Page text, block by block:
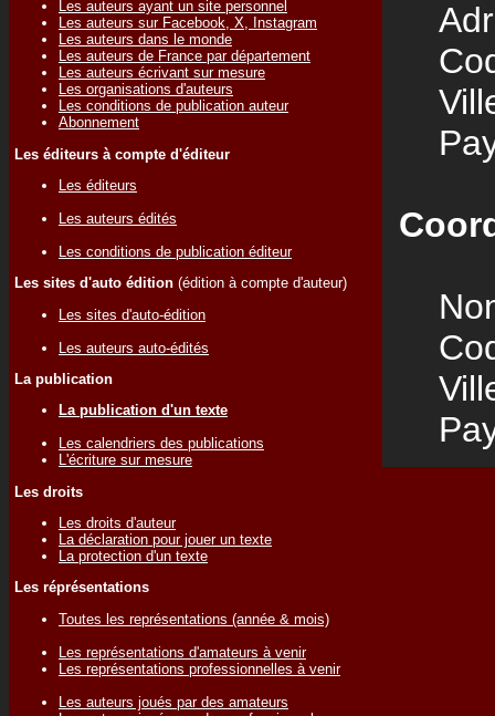
Les auteurs ayant un site personnel
Les auteurs sur Facebook, X, Instagram
Les auteurs dans le monde
Les auteurs de France par département
Les auteurs écrivant sur mesure
Les organisations d'auteurs
Les conditions de publication auteur
Abonnement
Les éditeurs à compte d'éditeur
Les éditeurs
Les auteurs édités
Les conditions de publication éditeur
Les sites d'auto édition (édition à compte d'auteur)
Les sites d'auto-édition
Les auteurs auto-édités
La publication
La publication d'un texte
Les calendriers des publications
L'écriture sur mesure
Les droits
Les droits d'auteur
La déclaration pour jouer un texte
La protection d'un texte
Les réprésentations
Toutes les représentations (année & mois)
Les représentations d'amateurs à venir
Les représentations professionnelles à venir
Les auteurs joués par des amateurs